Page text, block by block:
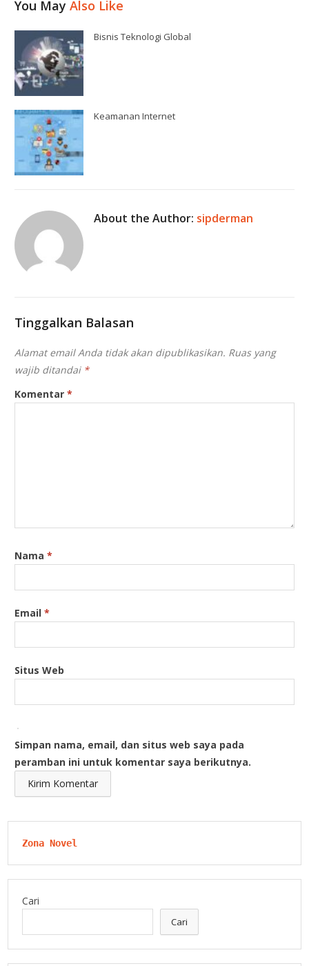
You MayAlso Like
Bisnis Teknologi Global
Keamanan Internet
About the Author: sipderman
Tinggalkan Balasan
Alamat email Anda tidak akan dipublikasikan. Ruas yang
wajib ditandai *
Komentar*
Nama*
Email*
Situs Web
Simpan nama, email, dan situs web saya pada
peramban ini untuk komentar saya berikutnya.
Zona Novel
Cari
Cari